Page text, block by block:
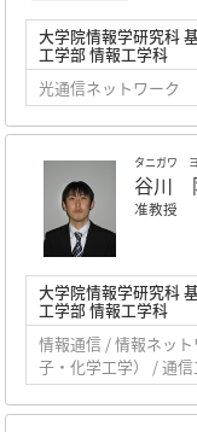
大学院情報学研究科
工学部 情報工学科
光通信ネットワーク
タニガワ
谷川
准教授
大学院情報学研究科
工学部 情報工学科
情報通信 / 情報ネッ
子・化学工学） / 通信